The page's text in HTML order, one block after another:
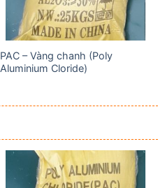
PAC – Vàng chanh (Poly
Aluminium Cloride)